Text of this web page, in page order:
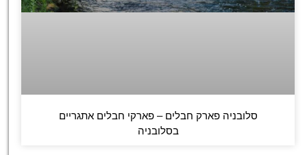
סלובניה פארק חבלים – פארקי חבלים אתגריים
בסלובניה